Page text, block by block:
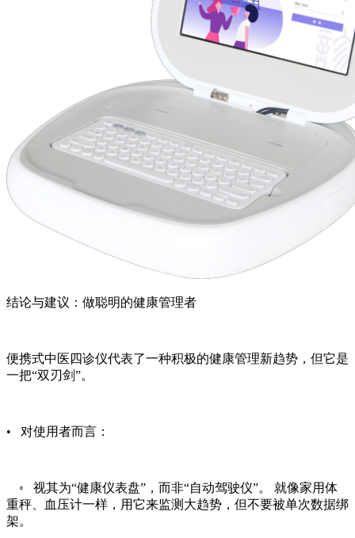
结论与建议：做聪明的健康管理者
便携式中医四诊仪代表了一种积极的健康管理新趋势，但它是
一把“双刃剑”。
• 对使用者而言：
◦ 视其为“健康仪表盘”，而非“自动驾驶仪”。 就像家用体
重秤、血压计一样，用它来监测大趋势，但不要被单次数据绑
架。